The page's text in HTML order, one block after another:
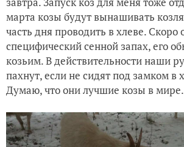
марта козы будут вынашивать
часть дня проводить в хлеве. Скоро
специфический сенной запах, его
козьим. В действительности наши
пахнут, если не сидят под замком в
Думаю, что они лучшие козы в мире.